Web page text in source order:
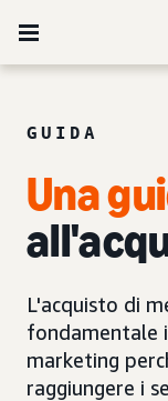
GUIDA
Una
L'acquisto di
fondamentale
marketing
raggiungere i